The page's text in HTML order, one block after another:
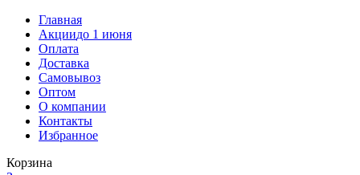
Главная
Акциидо 1 июня
Оплата
Доставка
Самовывоз
Оптом
О компании
Контакты
Избранное
Корзина